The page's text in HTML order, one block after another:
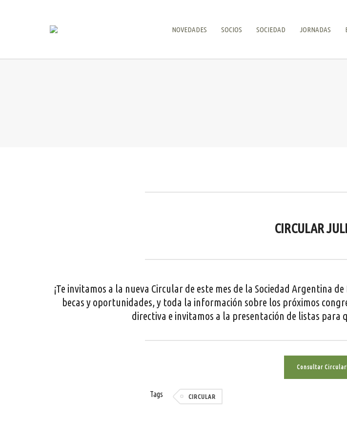
NOVEDADES SOCIOS SOCIEDAD JORNADAS
CIRCULAR
¡Te invitamos a la nueva Circular de este mes de la Sociedad Argentina
becas y oportunidades, y toda la información sobre los próximos
directiva e invitamos a la presentación de listas para
Consultar
Tags CIRCULAR